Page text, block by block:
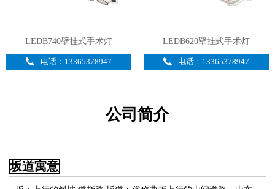
LEDB740壁挂式手术灯
电话：13365378947
LEDB620壁挂式手术灯
电话：13365378947
公司简介
坂道寓意